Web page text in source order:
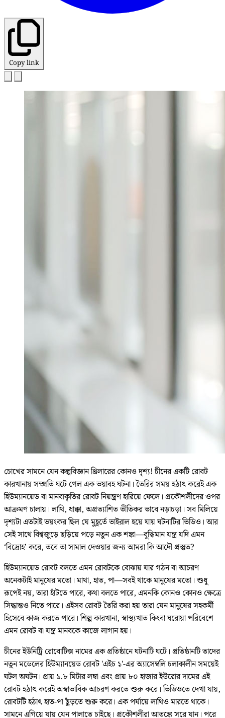
Copy link
চোখের সামনে যেন কল্পবিজ্ঞান থ্রিলারের কোনও দৃশ্য! চীনের একটি রোবট
কারখানায় সম্প্রতি ঘটে গেল এক ভয়াবহ ঘটনা। তৈরির সময় হঠাৎ করেই এক
হিউম্যানয়েড বা মানবাকৃতির রোবট নিয়ন্ত্রণ হারিয়ে ফেলে। প্রকৌশলীদের ওপর
আক্রমণ চালায়। লাথি, ধাক্কা, অপ্রত্যাশিত ভীতিকর ভাবে নড়াচড়া। সব মিলিয়ে
দৃশ্যটা এতটাই ভয়ংকর ছিল যে মুহূর্তে ভাইরাল হয়ে যায় ঘটনাটির ভিডিও। আর
সেই সাথে বিশ্বজুড়ে ছড়িয়ে পড়ে নতুন এক শঙ্কা—বুদ্ধিমান যন্ত্র যদি এমন
‘বিদ্রোহ’ করে, তবে তা সামাল দেওয়ার জন্য আমরা কি আদৌ প্রস্তুত?
হিউম্যানয়েড রোবট বলতে এমন রোবটকে বোঝায় যার গঠন বা আচরণ
অনেকটাই মানুষের মতো। মাথা, হাত, পা—সবই থাকে মানুষের মতো। শুধু
রূপেই নয়, তারা হাঁটতে পারে, কথা বলতে পারে, এমনকি কোনও কোনও ক্ষেত্রে
সিদ্ধান্তও নিতে পারে। এইসব রোবট তৈরি করা হয় তারা যেন মানুষের সহকর্মী
হিসেবে কাজ করতে পারে। শিল্প কারখানা, স্বাস্থ্যখাত কিংবা ঘরোয়া পরিবেশে
এমন রোবট বা যন্ত্র মানবকে কাজে লাগান হয়।
চীনের ইউনিট্রি রোবোটিক্স নামের এক প্রতিষ্ঠানে ঘটনাটি ঘটে। প্রতিষ্ঠানটি তাদের
নতুন মডেলের হিউম্যানয়েড রোবট 'এইচ ১'-এর অ্যাসেম্বলি চলাকালীন সময়েই
ঘটল অঘটন। প্রায় ১.৮ মিটার লম্বা এবং প্রায় ৮০ হাজার ইউরোর দামের এই
রোবট হঠাৎ করেই অস্বাভাবিক আচরণ করতে শুরু করে। ভিডিওতে দেখা যায়,
রোবটটি হঠাৎ হাত-পা ছুঁড়তে শুরু করে। এক পর্যায়ে লাথিও মারতে থাকে।
সামনে এগিয়ে যায় যেন পালাতে চাইছে। প্রকৌশলীরা আতঙ্কে সরে যান। পরে